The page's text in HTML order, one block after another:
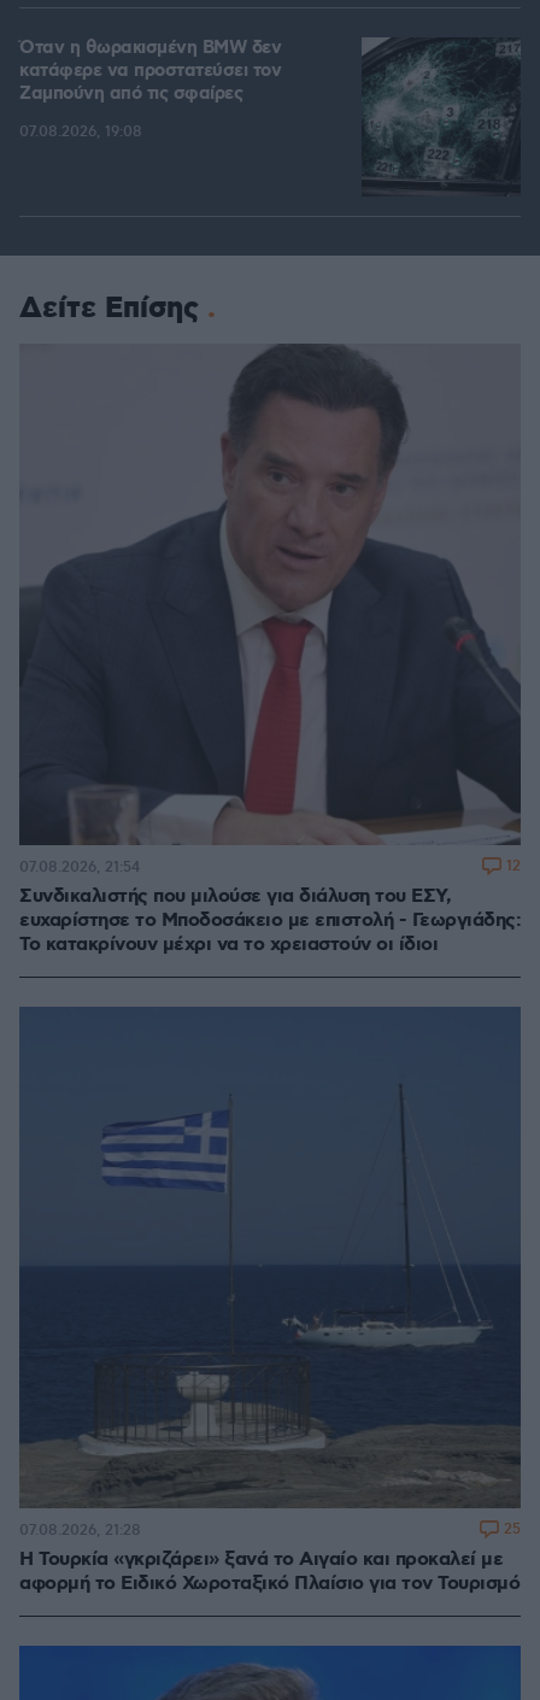
Όταν η θωρακισμένη BMW δεν
κατάφερε να προστατεύσει τον
Ζαμπούνη από τις σφαίρες
07.08.2026, 19:08
Δείτε Επίσης
Συνδικαλιστής που μιλούσε για διάλυση του ΕΣΥ,
ευχαρίστησε το Μποδοσάκειο με επιστολή - Γεωργιάδης:
Το κατακρίνουν μέχρι να το χρειαστούν οι ίδιοι
07.08.2026, 21:54 12
Η Τουρκία «γκριζάρει» ξανά το Αιγαίο και προκαλεί με
αφορμή το Ειδικό Χωροταξικό Πλαίσιο για τον Τουρισμό
07.08.2026, 21:28 25